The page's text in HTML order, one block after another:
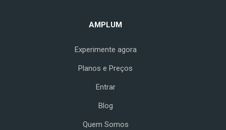
AMPLUM
Experimente agora
Planos e Preços
Entrar
Blog
Quem Somos